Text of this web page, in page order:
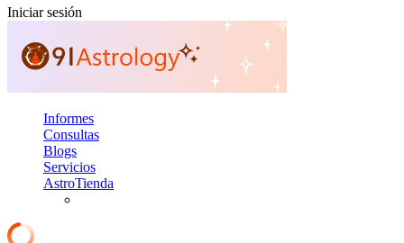
Iniciar sesión
Informes
Consultas
Blogs
Servicios
AstroTienda